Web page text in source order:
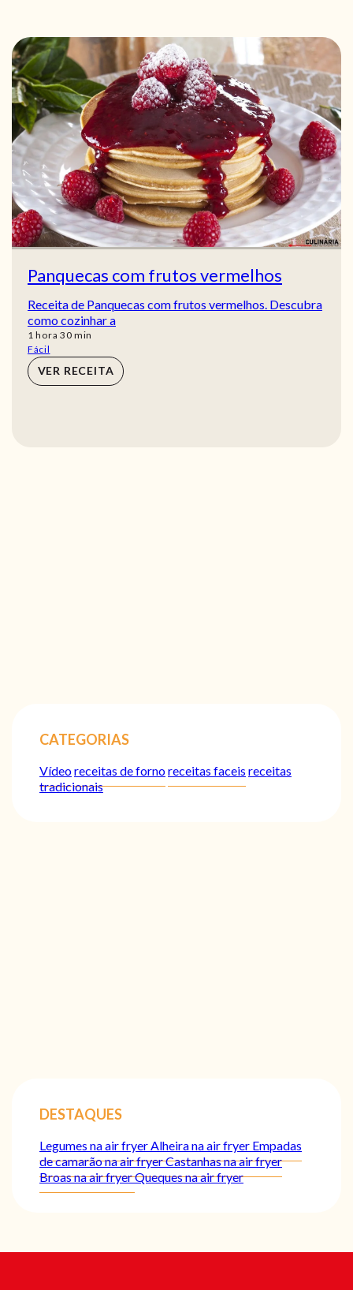
Panquecas com frutos vermelhos
Receita de Panquecas com frutos vermelhos. Descubra
como cozinhar a
1 hora
hora 30min
min
Fácil
VER RECEITA
CATEGORIAS
Vídeoreceitas de fornoreceitas faceis receitas
tradicionais
DESTAQUES
Legumes na air fryer Alheira na air fryer Empadas
de camarão na air fryerCastanhas na air fryer
Broas na air fryerQueques na air fryer